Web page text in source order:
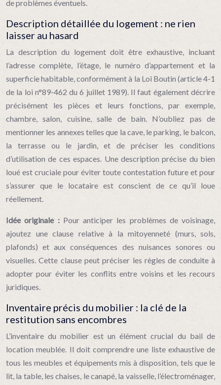
de problèmes éventuels.
Description détaillée du logement : ne rien
laisser au hasard
La description du logement doit être exhaustive, incluant
l’adresse complète, l’étage, le numéro d’appartement et la
superficie habitable, conformément à la Loi Boutin (article 4-1
de la loi n°89-462 du 6 juillet 1989). Il faut également décrire
précisément les pièces et leurs fonctions, par exemple,
chambre, salon, cuisine, salle de bain. N’oubliez pas de
mentionner les annexes telles que la cave, le parking, le balcon,
la terrasse ou le jardin, et de préciser les conditions
d’utilisation de ces espaces. Une description précise du bien
loué est cruciale pour éviter toute contestation future et pour
s’assurer que le locataire est conscient de ce qu’il loue
réellement.
Idée originale : Pour anticiper les problèmes de voisinage,
ajoutez une clause relative à la mitoyenneté (murs, sols,
plafonds) et aux conséquences des nuisances sonores ou
visuelles. Cette clause peut préciser les règles de conduite à
adopter pour éviter les conflits entre voisins et les recours
juridiques.
Inventaire précis du mobilier : la clé de la
restitution sans encombres
L’inventaire du mobilier est un élément crucial du bail de
location meublée. Il doit comprendre une liste exhaustive de
tous les meubles et équipements mis à disposition, tels que le
lit, la table, les chaises, le canapé, la vaisselle, l’électroménager,